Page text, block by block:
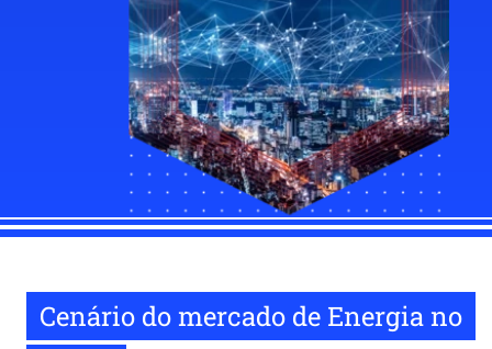
Cenário do mercado de Energia no